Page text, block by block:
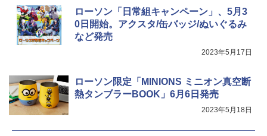
ローソン「日常組キャンペーン」、5月3
0日開始。アクスタ/缶バッジ/ぬいぐるみ
など発売
2023年5月17日
ローソン限定「MINIONS ミニオン真空断
熱タンブラーBOOK」6月6日発売
2023年5月18日